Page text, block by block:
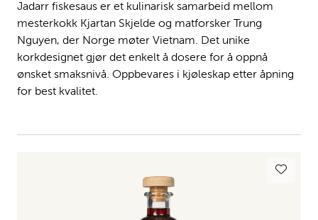
Jadarr fiskesaus er et kulinarisk samarbeid mellom
mesterkokk Kjartan Skjelde og matforsker Trung
Nguyen, der Norge møter Vietnam. Det unike
korkdesignet gjør det enkelt å dosere for å oppnå
ønsket smaksnivå. Oppbevares i kjøleskap etter åpning
for best kvalitet.